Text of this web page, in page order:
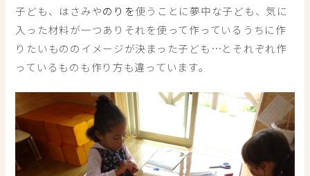
子ども、はさみやのりを使うことに夢中な子ども、気に
入った材料が一つありそれを使って作っているうちに作
りたいもののイメージが決まった子ども…とそれぞれ作
っているものも作り方も違っています。